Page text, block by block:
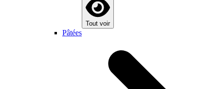
Tout voir
Pâtées